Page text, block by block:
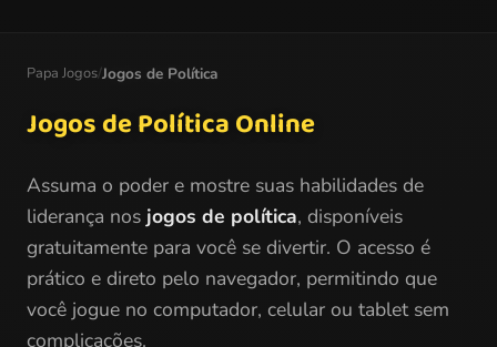
Papa Jogos/Jogos de Política
Jogos de Política Online
Assuma o poder e mostre suas habilidades de
liderança nos jogos de política, disponíveis
gratuitamente para você se divertir. O acesso é
prático e direto pelo navegador, permitindo que
você jogue no computador, celular ou tablet sem
complicações.